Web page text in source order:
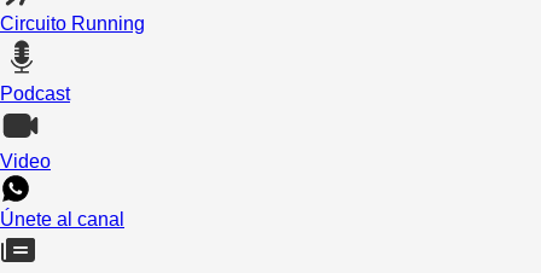
Circuito Running
Podcast
Video
Únete al canal